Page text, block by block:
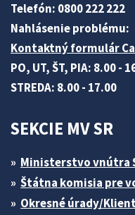
Telefón: 0800 222 222
Nahlásenie problému:
Kontaktný formulár
PO, UT, ŠT, PIA: 8.00 -
STREDA: 8.00 - 17.00
SEKCIE MV SR
Ministerstvo vnútra
Štátna komisia pre
Okresné úrady/